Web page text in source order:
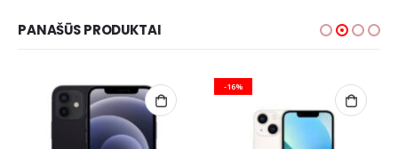
PANAŠŪS PRODUKTAI
-16%